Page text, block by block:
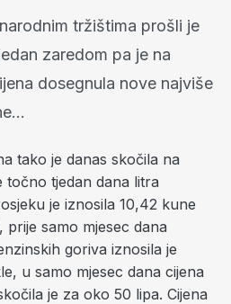
tržištima prošli je
zaredom pa je na
dosegnula nove najviše
tako je danas skočila na
točno tjedan dana litra
je iznosila 10,42 kune
samo mjesec dana
goriva iznosila je
u samo mjesec dana cijena
je za oko 50 lipa. Cijena